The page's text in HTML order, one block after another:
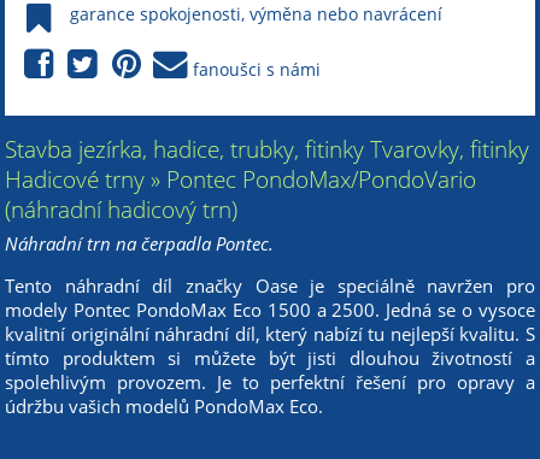
garance spokojenosti, výměna nebo navrácení
fanoušci s námi
Stavba jezírka, hadice, trubky, fitinky Tvarovky, fitinky
Hadicové trny » Pontec PondoMax/PondoVario
(náhradní hadicový trn)
Náhradní trn na čerpadla Pontec.
Tento náhradní díl značky Oase je speciálně navržen pro
modely Pontec PondoMax Eco 1500 a 2500. Jedná se o vysoce
kvalitní originální náhradní díl, který nabízí tu nejlepší kvalitu. S
tímto produktem si můžete být jisti dlouhou životností a
spolehlivým provozem. Je to perfektní řešení pro opravy a
údržbu vašich modelů PondoMax Eco.